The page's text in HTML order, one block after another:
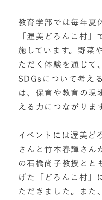
教育学部では毎年夏
「渥美どろんこ村」
施しています。野菜
ただく体験を通じて
SDGsについて考え
は、保育や教育の現
える力につながりま
イベントには渥美ど
さんと竹本春輝さん
の石橋尚子教授とと
げた「どろんこ村」
ただきました。また